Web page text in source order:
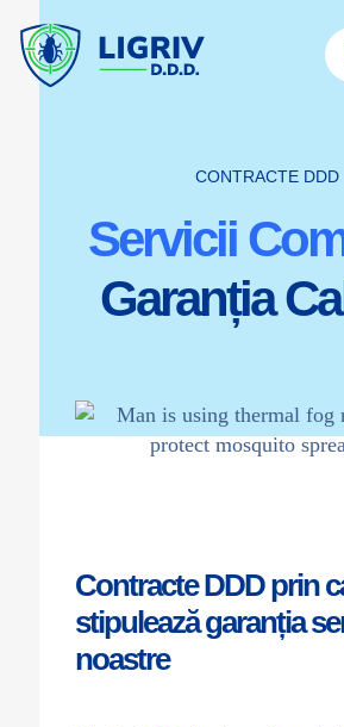
CONTRACTE DDD
Servicii
Garanția
Contracte DDD prin
stipulează garanția
noastre